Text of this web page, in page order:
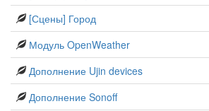
[Сцены] Город
Модуль OpenWeather
Дополнение Ujin devices
Дополнение Sonoff